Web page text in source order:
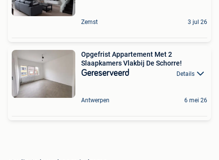
Zemst 3 jul 26
Opgefrist Appartement Met 2
Slaapkamers Vlakbij De Schorre!
Gereserveerd Details
Antwerpen 6 mei 26